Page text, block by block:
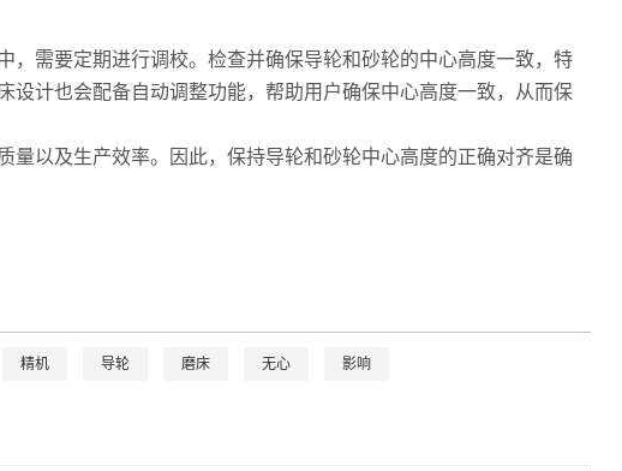
需要定期进行调校。检查并确保导轮和砂轮的中心高度一致，特
计也会配备自动调整功能，帮助用户确保中心高度一致，从而保
以及生产效率。因此，保持导轮和砂轮中心高度的正确对齐是确
精机 导轮 磨床 无心 影响